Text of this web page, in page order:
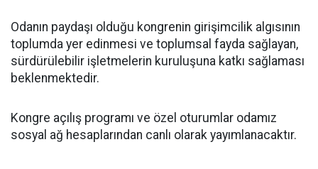
Odanın paydaşı olduğu kongrenin girişimcilik algısının
toplumda yer edinmesi ve toplumsal fayda sağlayan,
sürdürülebilir işletmelerin kuruluşuna katkı sağlaması
beklenmektedir.
Kongre açılış programı ve özel oturumlar odamız
sosyal ağ hesaplarından canlı olarak yayımlanacaktır.